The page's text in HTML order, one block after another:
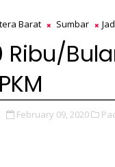
Barat Sumbar
Ribu/
February 09, 2020